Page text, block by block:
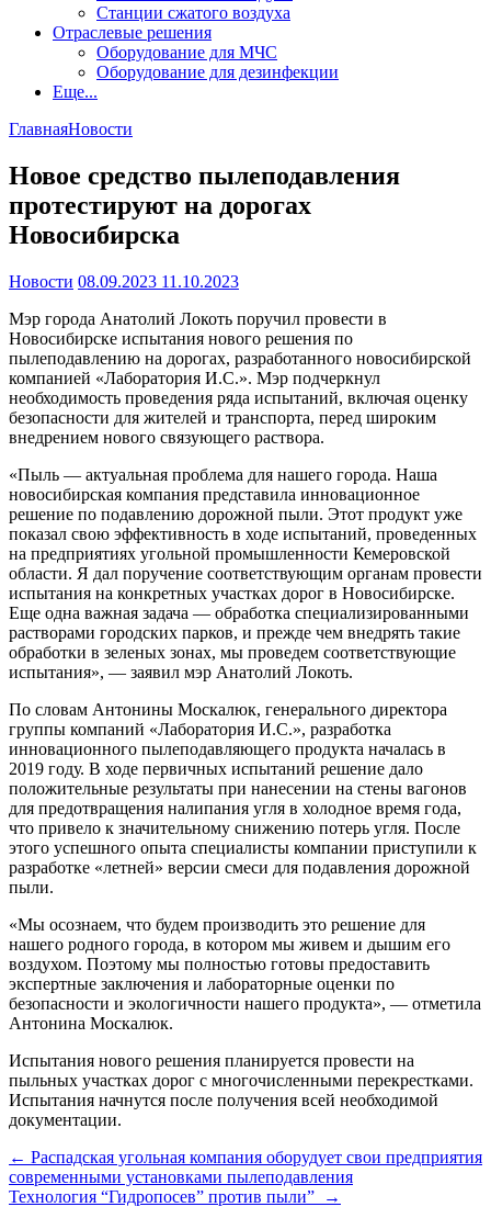
Станции сжатого воздуха
Отраслевые решения
Оборудование для МЧС
Оборудование для дезинфекции
Еще...
ГлавнаяНовости
Новое средство пылеподавления
протестируют на дорогах
Новосибирска
Новости 08.09.2023 11.10.2023
Мэр города Анатолий Локоть поручил провести в
Новосибирске испытания нового решения по
пылеподавлению на дорогах, разработанного новосибирской
компанией «Лаборатория И.С.». Мэр подчеркнул
необходимость проведения ряда испытаний, включая оценку
безопасности для жителей и транспорта, перед широким
внедрением нового связующего раствора.
«Пыль — актуальная проблема для нашего города. Наша
новосибирская компания представила инновационное
решение по подавлению дорожной пыли. Этот продукт уже
показал свою эффективность в ходе испытаний, проведенных
на предприятиях угольной промышленности Кемеровской
области. Я дал поручение соответствующим органам провести
испытания на конкретных участках дорог в Новосибирске.
Еще одна важная задача — обработка специализированными
растворами городских парков, и прежде чем внедрять такие
обработки в зеленых зонах, мы проведем соответствующие
испытания», — заявил мэр Анатолий Локоть.
По словам Антонины Москалюк, генерального директора
группы компаний «Лаборатория И.С.», разработка
инновационного пылеподавляющего продукта началась в
2019 году. В ходе первичных испытаний решение дало
положительные результаты при нанесении на стены вагонов
для предотвращения налипания угля в холодное время года,
что привело к значительному снижению потерь угля. После
этого успешного опыта специалисты компании приступили к
разработке «летней» версии смеси для подавления дорожной
пыли.
«Мы осознаем, что будем производить это решение для
нашего родного города, в котором мы живем и дышим его
воздухом. Поэтому мы полностью готовы предоставить
экспертные заключения и лабораторные оценки по
безопасности и экологичности нашего продукта», — отметила
Антонина Москалюк.
Испытания нового решения планируется провести на
пыльных участках дорог с многочисленными перекрестками.
Испытания начнутся после получения всей необходимой
документации.
Навигация
по
← Распадская угольная компания оборудует свои предприятия
современными установками пылеподавления
Технология “Гидропосев” против пыли”
→